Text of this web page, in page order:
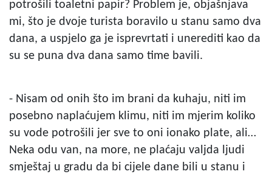
potrošili toaletni papir? Problem je, objašnjava
mi, što je dvoje turista boravilo u stanu samo dva
dana, a uspjelo ga je isprevrtati i unerediti kao da
su se puna dva dana samo time bavili.
- Nisam od onih što im brani da kuhaju, niti im
posebno naplaćujem klimu, niti im mjerim koliko
su vode potrošili jer sve to oni ionako plate, ali…
Neka odu van, na more, ne plaćaju valjda ljudi
smještaj u gradu da bi cijele dane bili u stanu i